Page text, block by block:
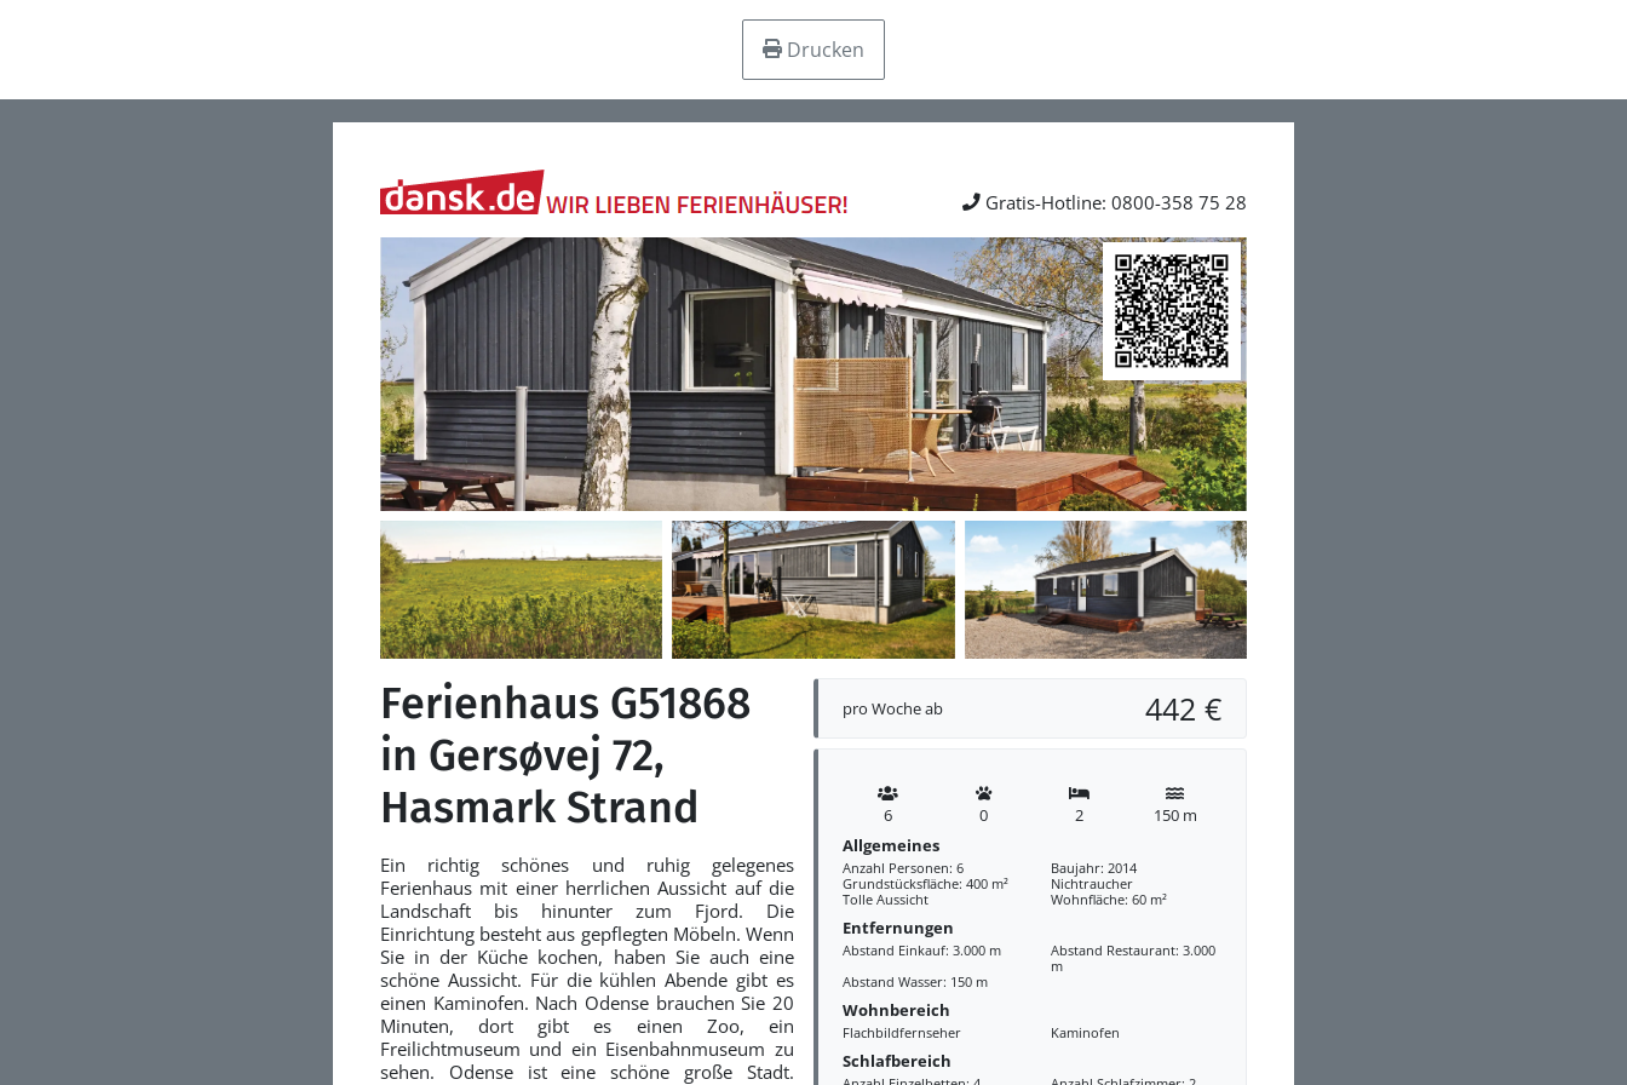
Drucken
Gratis-Hotline: 0800-358 75 28
pro Woche ab 442 €
6 0 2
150 m
Allgemeines
Anzahl Personen: 6
Baujahr: 2014
Grundstücksfläche: 400 m²
Nichtraucher
Tolle Aussicht
Wohnfläche: 60 m²
Entfernungen
Abstand Einkauf: 3.000 m
Abstand Restaurant: 3.000
m
Abstand Wasser: 150 m
Wohnbereich
Flachbildfernseher Kaminofen
Schlafbereich
Ferienhaus G51868
in Gersøvej 72,
Hasmark Strand
Ein richtig schönes und ruhig gelegenes
Ferienhaus mit einer herrlichen Aussicht auf die
Landschaft bis hinunter zum Fjord. Die
Einrichtung besteht aus gepflegten Möbeln. Wenn
Sie in der Küche kochen, haben Sie auch eine
schöne Aussicht. Für die kühlen Abende gibt es
einen Kaminofen. Nach Odense brauchen Sie 20
Minuten, dort gibt es einen Zoo, ein
Freilichtmuseum und ein Eisenbahnmuseum zu
sehen. Odense ist eine schöne große Stadt.